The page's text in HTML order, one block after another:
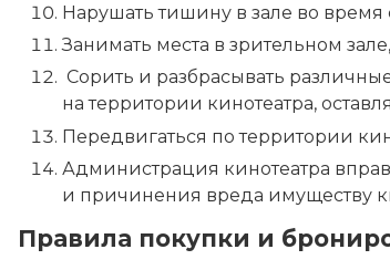
Нарушать тишину в зале во
Занимать места в зрительном
Сорить и разбрасывать
на территории кинотеатра,
Передвигаться по территории
Администрация кинотеатра
и причинения вреда имуществу
Правила покупки и